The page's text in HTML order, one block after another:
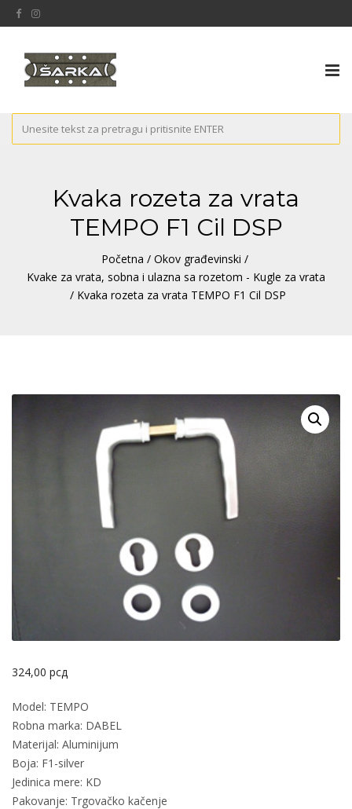
Kvaka rozeta za vrata
TEMPO F1 Cil DSP
Početna / Okov građevinski /
Kvake za vrata, sobna i ulazna sa rozetom - Kugle za vrata
/ Kvaka rozeta za vrata TEMPO F1 Cil DSP
324,00 рсд
Model: TEMPO
Robna marka: DABEL
Materijal: Aluminijum
Boja: F1-silver
Jedinica mere: KD
Pakovanje: Trgovačko kačenje